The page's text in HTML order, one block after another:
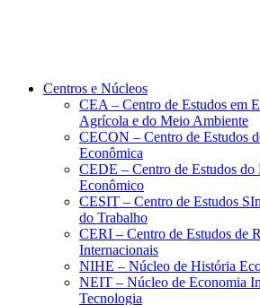
Centros e Núcleos
CEA – Centro de Estudos em
Agrícola e do Meio Ambiente
CECON – Centro de Estudos
Econômica
CEDE – Centro de Estudos do
Econômico
CESIT – Centro de Estudos
do Trabalho
CERI – Centro de Estudos de
Internacionais
NIHE – Núcleo de História
NEIT – Núcleo de Economia
Tecnologia